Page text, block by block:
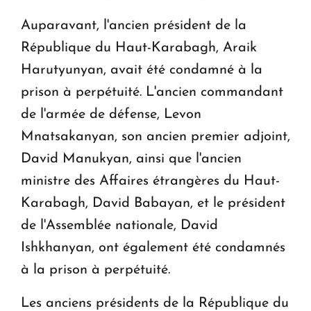
Auparavant, l'ancien président de la
République du Haut-Karabagh, Araik
Harutyunyan, avait été condamné à la
prison à perpétuité. L'ancien commandant
de l'armée de défense, Levon
Mnatsakanyan, son ancien premier adjoint,
David Manukyan, ainsi que l'ancien
ministre des Affaires étrangères du Haut-
Karabagh, David Babayan, et le président
de l'Assemblée nationale, David
Ishkhanyan, ont également été condamnés
à la prison à perpétuité.
Les anciens présidents de la République du